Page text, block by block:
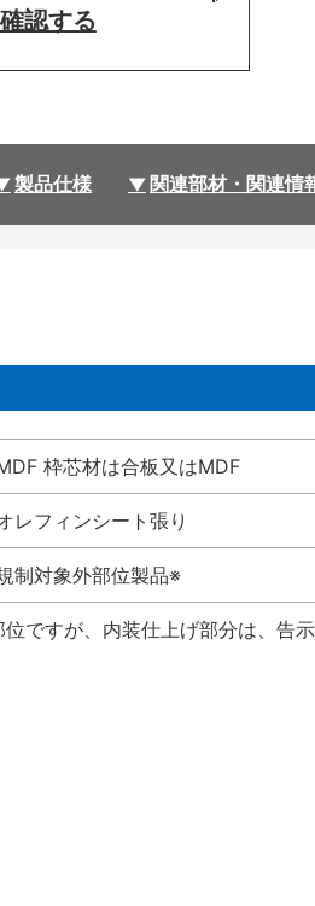
確認する
製品仕様 関連部材・関連情
枠芯材は合板又はMDF
レフィンシート張り
制対象外部位製品※
位ですが、内装仕上げ部分は